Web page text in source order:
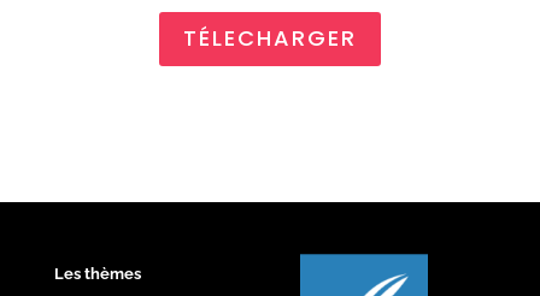
TÉLECHARGER
Les thèmes